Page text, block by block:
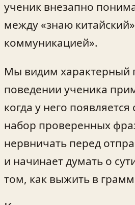
ученик внезапно
между «знаю
коммуникацией».
Мы видим характерный
поведении ученика
когда у него
набор проверенных
нервничать перед
и начинает думать о
том, как выжить в